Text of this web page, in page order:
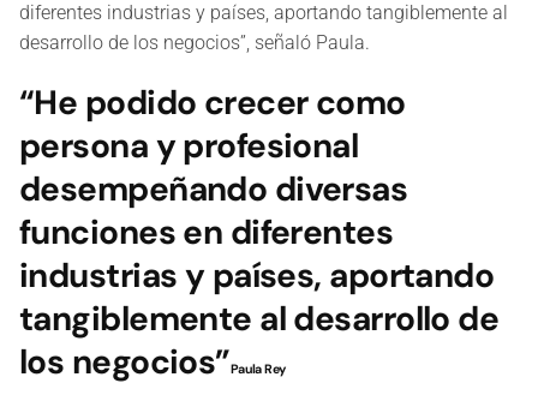
diferentes industrias y países, aportando tangiblemente al
desarrollo de los negocios”, señaló Paula.
“He podido crecer como
persona y profesional
desempeñando diversas
funciones en diferentes
industrias y países, aportando
tangiblemente al desarrollo de
los negocios”Paula Rey